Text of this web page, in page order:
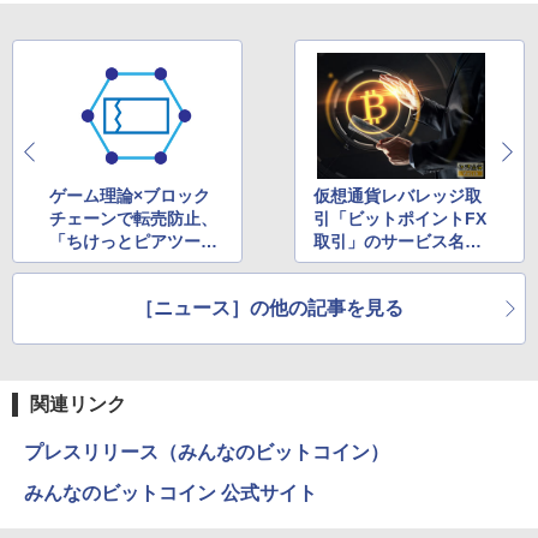
ゲーム理論×ブロック
チェーンで転売防止、
「ちけっとピアツーピ
ア」改良版をリリース
仮想通貨レバレッジ取
引「ビットポイントFX
取引」のサービス名称
を誤認防止のため変更
［ニュース］の他の記事を見る
関連リンク
プレスリリース（みんなのビットコイン）
みんなのビットコイン 公式サイト